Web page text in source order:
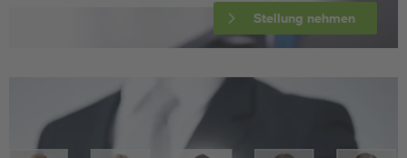
Stellung nehmen